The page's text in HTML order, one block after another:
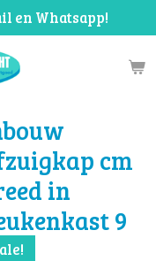
en Whatsapp!
cm
in
9